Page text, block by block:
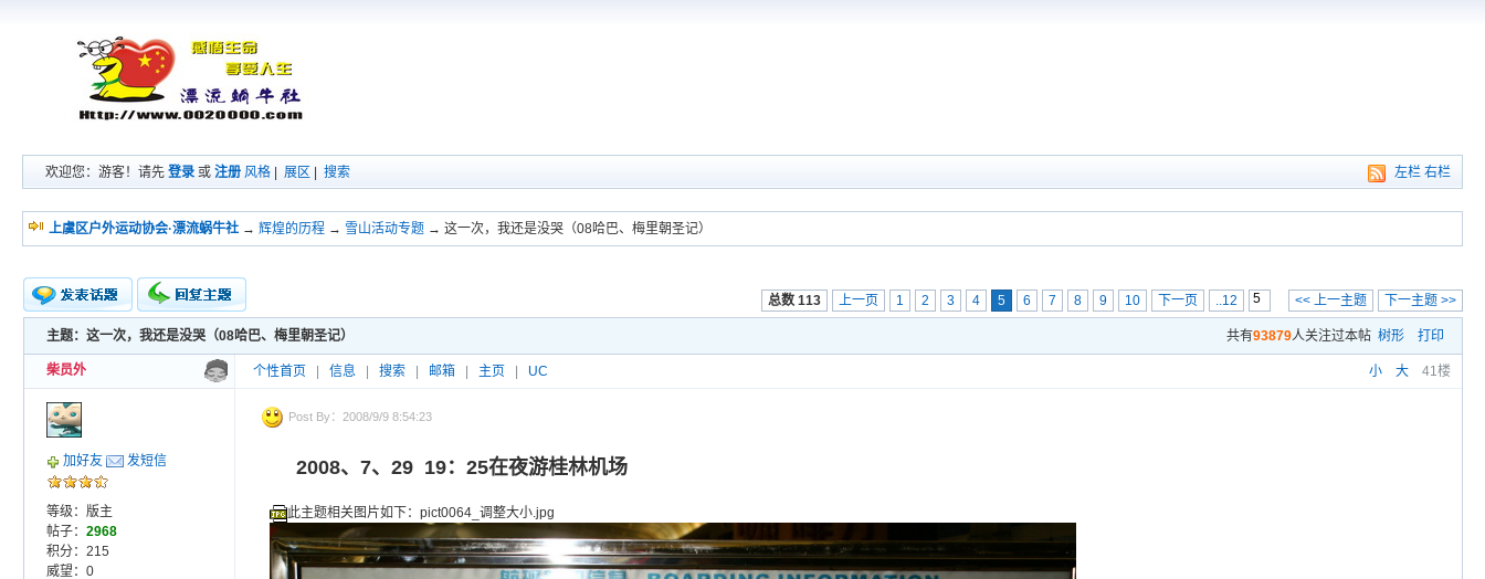
左栏 右栏
欢迎您：游客！请先登录 或注册 风格 |展区 |搜索
上虞区户外运动协会·漂流蜗牛社 →辉煌的历程 → 雪山活动专题 → 这一次，我还是没哭（08哈巴、梅里朝圣记）
新的主题
投票帖
小字报
下一主题 >>
<< 上一主题
总数 113 上一页 1 2 3 4 5 6 7 8 9 10 下一页 ..12
共有93879人关注过本帖 树形 打印
主题：这一次，我还是没哭（08哈巴、梅里朝圣记）
柴员外 小 大 41楼
个性首页 信息 搜索 邮箱 主页 UC
加好友 发短信
等级：版主
帖子： 2968
积分：215
威望：0
Post By：2008/9/9 8:54:23
2008、7、29 19：25在夜游桂林机场
此主题相关图片如下：pict0064_调整大小.jpg